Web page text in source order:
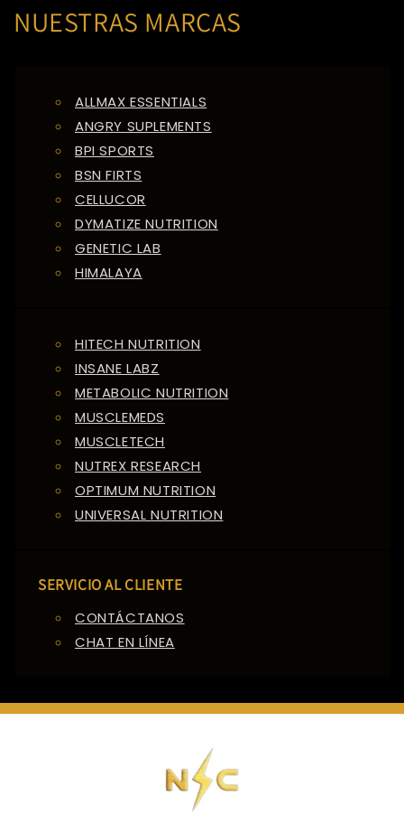
NUESTRAS MARCAS
ALLMAX ESSENTIALS
ANGRY SUPLEMENTS
BPI SPORTS
BSN FIRTS
CELLUCOR
DYMATIZE NUTRITION
GENETIC LAB
HIMALAYA
HITECH NUTRITION
INSANE LABZ
METABOLIC NUTRITION
MUSCLEMEDS
MUSCLETECH
NUTREX RESEARCH
OPTIMUM NUTRITION
UNIVERSAL NUTRITION
SERVICIO AL CLIENTE
CONTÁCTANOS
CHAT EN LÍNEA